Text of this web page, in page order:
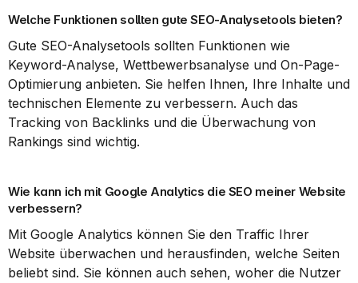
Welche Funktionen sollten gute SEO-Analysetools bieten?
Gute SEO-Analysetools sollten Funktionen wie
Keyword-Analyse, Wettbewerbsanalyse und On-Page-
Optimierung anbieten. Sie helfen Ihnen, Ihre Inhalte und
technischen Elemente zu verbessern. Auch das
Tracking von Backlinks und die Überwachung von
Rankings sind wichtig.
Wie kann ich mit Google Analytics die SEO meiner Website
verbessern?
Mit Google Analytics können Sie den Traffic Ihrer
Website überwachen und herausfinden, welche Seiten
beliebt sind. Sie können auch sehen, woher die Nutzer